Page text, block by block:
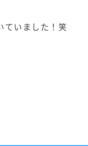
ていました！笑